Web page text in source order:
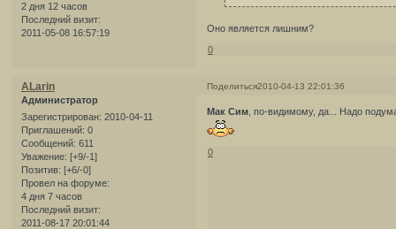
2 дня 12 часов
Последний визит:
2011-05-08 16:57:19
Оно является лишним?
0
Поделиться2010-04-13 22:01:36
ALarin
Администратор
Зарегистрирован: 2010-04-11
Приглашений: 0
Сообщений: 611
Уважение: [+9/-1]
Позитив: [+6/-0]
Провел на форуме:
4 дня 7 часов
Последний визит:
2011-08-17 20:01:44
Мак Сим , по-видимому, да... Надо
0